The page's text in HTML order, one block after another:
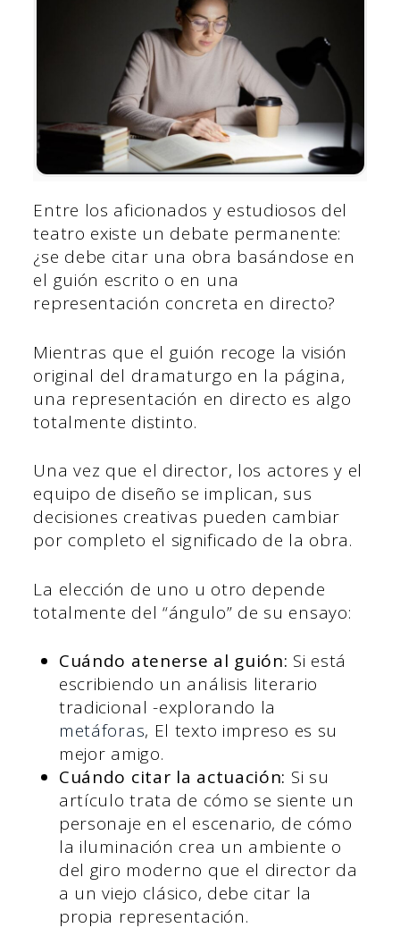
Entre los aficionados y estudiosos del
teatro existe un debate permanente:
¿se debe citar una obra basándose en
el guión escrito o en una
representación concreta en directo?
Mientras que el guión recoge la visión
original del dramaturgo en la página,
una representación en directo es algo
totalmente distinto.
Una vez que el director, los actores y el
equipo de diseño se implican, sus
decisiones creativas pueden cambiar
por completo el significado de la obra.
La elección de uno u otro depende
totalmente del “ángulo” de su ensayo:
Cuándo atenerse al guión: Si está
escribiendo un análisis literario
tradicional -explorando la
metáforas, El texto impreso es su
mejor amigo.
Cuándo citar la actuación: Si su
artículo trata de cómo se siente un
personaje en el escenario, de cómo
la iluminación crea un ambiente o
del giro moderno que el director da
a un viejo clásico, debe citar la
propia representación.